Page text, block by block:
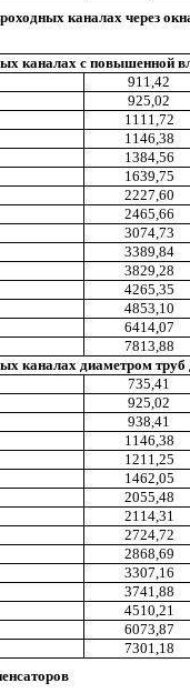
каналах через
каналах с повышенной
911,42
925,02
1111,72
1146,38
1384,56
1639,75
2227,60
2465,66
3074,73
3389,84
3829,28
4265,35
4853,10
6414,07
7813,88
каналах диаметром труб
735,41
925,02
938,41
1146,38
1211,25
1462,05
2055,48
2114,31
2724,72
2868,69
3307,16
3741,88
4510,21
6073,87
7301,18